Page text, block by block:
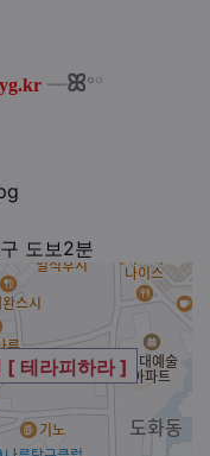
┈ꕤ°°
도보2분
[ 테라피하라 ]